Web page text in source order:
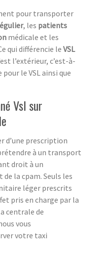
pour transporter
, les patients
médicale et les
qui différencie le VSL
l’extérieur, c’est-à-
le VSL ainsi que
Vsl sur
d’une prescription
à un transport
droit à un
la cpam. Seuls les
léger prescrits
pris en charge par la
centrale de
vous
votre taxi